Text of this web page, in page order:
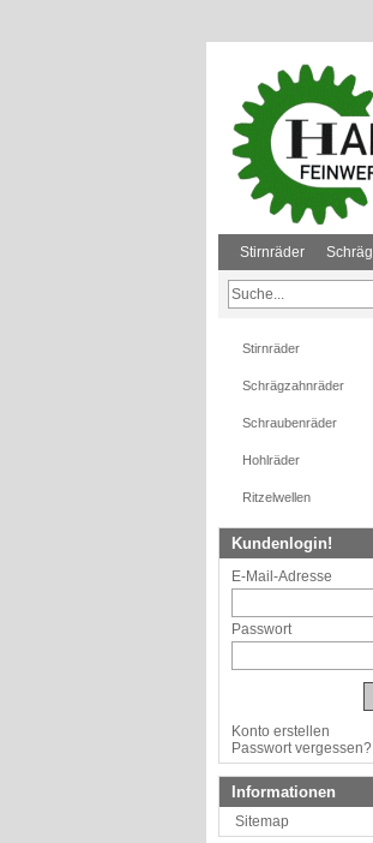
Stirnräder
Stirnräder
Schrägzahnräder
Schraubenräder
Hohlräder
Ritzelwellen
Kundenlogin!
E-Mail-Adresse
Passwort
Konto erstellen
Passwort vergessen?
Informationen
Sitemap